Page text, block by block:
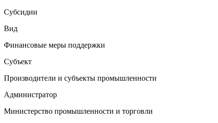
Субсидии
Вид
Финансовые меры поддержки
Субъект
Производители и субъекты промышленности
Администратор
Министерство промышленности и торговли